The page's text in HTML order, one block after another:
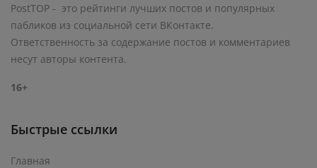
PostTOP - это рейтинги лучших постов и популярных
пабликов из социальной сети ВКонтакте.
Ответственность за содержание постов и комментариев
несут авторы контента.
16+
Быстрые ссылки
Главная